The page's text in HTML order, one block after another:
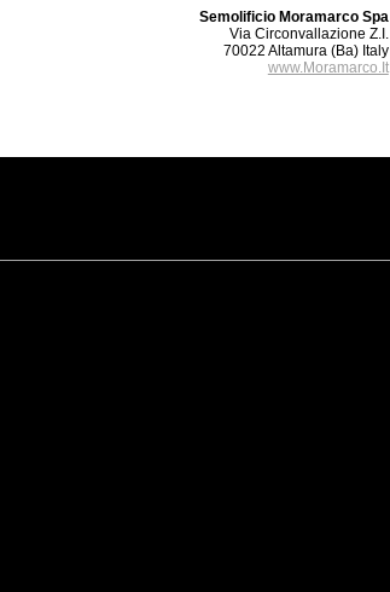
Semolificio Moramarco Spa
Via Circonvallazione Z.I.
70022 Altamura (Ba) Italy
www.Moramarco.It